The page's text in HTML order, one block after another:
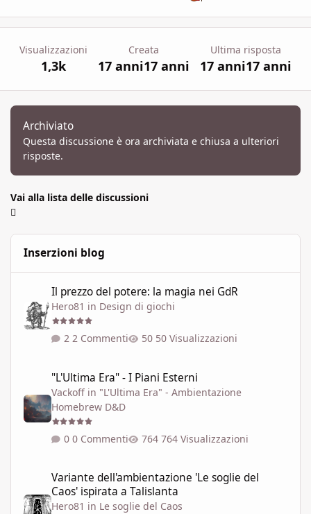
Visualizzazioni
1,3k
Creata
17 anni17 anni
Ultima risposta
17 anni17 anni
Archiviato
Questa discussione è ora archiviata e chiusa a ulteriori
risposte.
Vai alla lista delle discussioni
Inserzioni blog
Il prezzo del potere: la magia nei GdR
Hero81 in Design di giochi
2 Commenti 50 Visualizzazioni
"L'Ultima Era" - I Piani Esterni
Vackoff in "L'Ultima Era" - Ambientazione
Homebrew D&D
0 Commenti 764 Visualizzazioni
Variante dell'ambientazione 'Le soglie del
Caos' ispirata a Talislanta
Hero81 in Le soglie del Caos